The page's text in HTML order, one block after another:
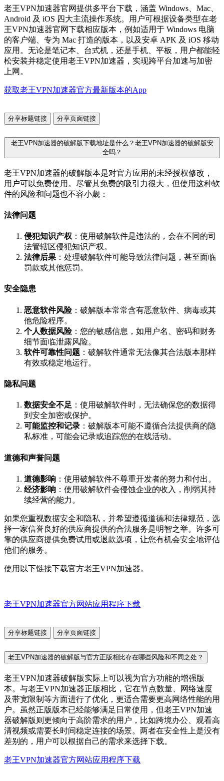
老王VPN加速器官网提供多平台下载，涵盖 Windows、Mac、
Android 及 iOS 四大主流操作系统。用户可根据设备类型在老
王VPN加速器官网下载相应版本，例如适用于 Windows 电脑
的客户端、专为 Mac 打造的版本，以及安卓 APK 及 iOS 移动
应用。无论是笔记本、台式机，还是手机、平板，用户都能轻
松安装并稳定使用老王VPN加速器，实现跨平台加速与加密
上网。
获取老王VPN加速器官方最新版本的App
分享标题链接 分享页面链接
老王VPN加速器的破解版下载地址是什么？老王VPN加速器的破解版安
全吗？
老王VPN加速器的破解版本是对官方应用的未经授权修改，
用户可以免费使用。尽管其免费的吸引力很大，但使用这种软
件的风险和问题也不容小觑：
法律问题
侵犯知识产权 ：使用破解软件是违法的，会在不同的司
法管辖区侵犯知识产权。
法律后果 ：处理破解软件可能导致法律问题，甚至面临
罚款或其他惩罚。
安全隐患
恶意软件风险：破解版本常常含有恶意软件、病毒或其
他危险程序。
个人数据风险：您的敏感信息，如用户名、密码和财务
细节面临泄露风险。
软件可靠性问题 ：破解软件通常无法像其合法版本那样
有效或稳定地运行。
隐私问题
数据安全不足 ：使用破解软件时，无法确保您的数据得
到安全加密或保护。
可能监控和记录 ：破解版本可能不遵循合法提供商的隐
私标准，可能会记录或追踪您的在线活动。
道德和声誉问题
道德影响 ：使用破解软件不尊重开发者的努力和付出。
经济影响 ：使用破解软件会侵蚀企业的收入，削弱其持
续经营的能力。
如果您重视数据安全和隐私，并希望遵循道德和法律规范，选
择一家信誉良好的供应商提供的合法服务是明智之举。许多可
靠的供应商提供免费试用或退款选项，让您有机会安全地评估
他们的服务。
使用以下链接下载官方老王VPN加速器。
老王VPN加速器官方网站应用程序下载
分享标题链接 分享页面链接
老王VPN加速器的破解版与官方正版相比存在哪些风险和不同之处？
老王VPN加速器破解版实际上可以视为官方功能的增强版
本。与老王VPN加速器正版相比，它在节点数量、网络速度
及带宽限制等方面进行了优化，更适合需要更高网络性能的用
户。虽然正版版本已经能够满足日常使用，但老王VPN加速
器破解版则更倾向于高阶需求的用户，比如跨境办公、观看高
清视频或需要长时间稳定连接的场景。两者在安全性上是没有
差别的，用户可以根据自己的需求来选择下载。
老王VPN加速器官方网站应用程序下载